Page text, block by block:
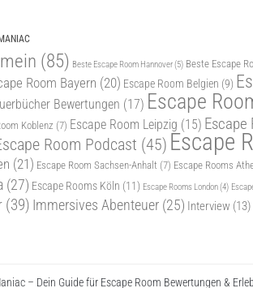
(85) Beste Escape Room Hannover(5) Beste Escape
Room Bayern (20) Escape Room Belgien (9)
Bewertungen (17) Escape
Koblenz (7) Escape Room Leipzig (15) Escape
Room Podcast (45) Escape
(21) Escape Room Sachsen-Anhalt (7) Escape Rooms
(27) Escape Rooms Köln (11) Escape Rooms London(4)
(39) Immersives Abenteuer (25) Interview (13)
– Dein Guide für Escape Room Bewertungen &